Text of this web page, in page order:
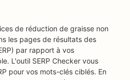
de réduction de graisse non
les pages de résultats des
par rapport à vos
L'outil SERP Checker vous
pour vos mots-clés ciblés. En